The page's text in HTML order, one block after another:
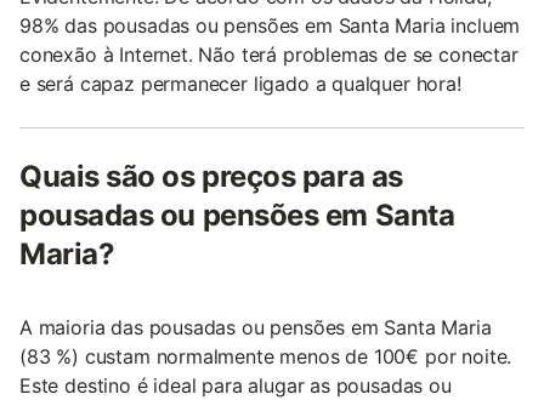
98% das pousadas ou pensões em Santa Maria incluem
conexão à Internet. Não terá problemas de se conectar
e será capaz permanecer ligado a qualquer hora!
Quais são os preços para as
pousadas ou pensões em Santa
Maria?
A maioria das pousadas ou pensões em Santa Maria
(83 %) custam normalmente menos de 100€ por noite.
Este destino é ideal para alugar as pousadas ou